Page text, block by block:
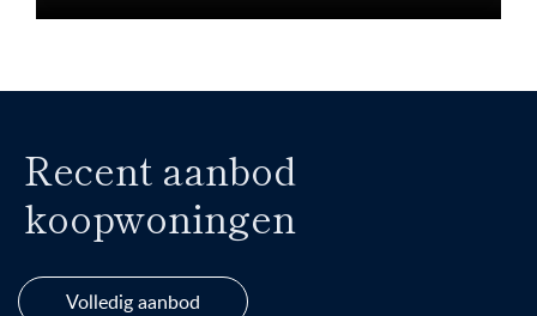
Recent aanbod
koopwoningen
Volledig aanbod